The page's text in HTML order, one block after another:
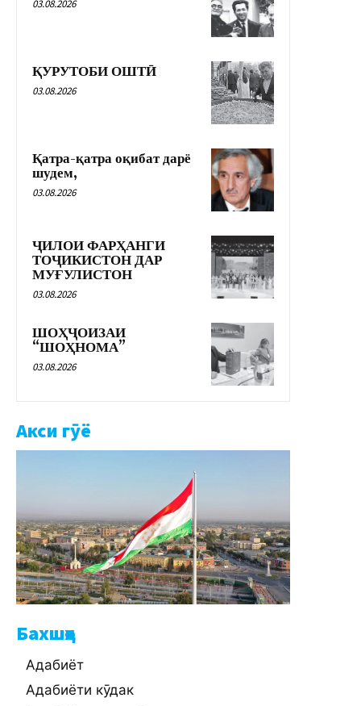
03.08.2026
ҚУРУТОБИ ОШТӢ
03.08.2026
Қатра-қатра оқибат дарё
шудем,
03.08.2026
ҶИЛОИ ФАРҲАНГИ
ТОҶИКИСТОН ДАР
МУҒУЛИСТОН
03.08.2026
ШОҲҶОИЗАИ
“ШОҲНОМА”
03.08.2026
Акси гӯё
Бахшҳо
Адабиёт
Адабиёти кӯдак